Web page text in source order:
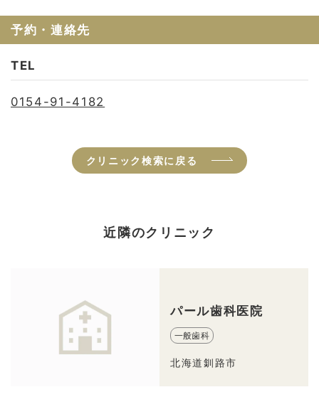
予約・連絡先
TEL
0154-91-4182
クリニック検索に戻る
近隣のクリニック
パール歯科医院
一般歯科
北海道釧路市